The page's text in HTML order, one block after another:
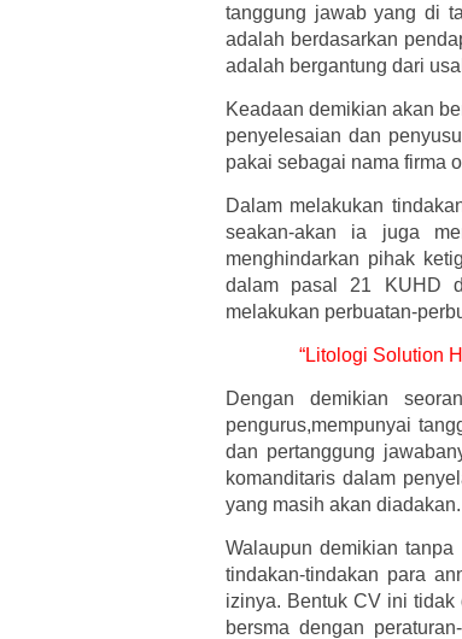
tanggung jawab yang di
adalah berdasarkan
adalah bergantung dari
Keadaan demikian akan
penyelesaian dan
pakai sebagai nama firma
Dalam melakukan
seakan-akan ia juga
menghindarkan pihak
dalam pasal 21 KUHD
melakukan perbuatan-
“Litologi Solution
Dengan demikian
pengurus,mempunyai
dan pertanggung
komanditaris dalam
yang masih akan diadakan.
Walaupun demikian
tindakan-tindakan para
izinya. Bentuk CV ini
bersma dengan